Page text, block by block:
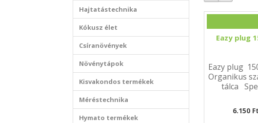
Hajtatástechnika
Kókusz élet
Csíranövények
Növénytápok
Kisvakondos termékek
Méréstechnika
Hymato termékek
Eazy plug
Eazy plug
Organikus
tálca
6.150 Ft